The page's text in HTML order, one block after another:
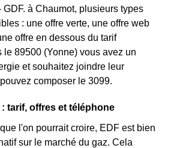
à Chaumot, plusieurs types
: une offre verte, une offre web
offre en dessous du tarif
le 89500 (Yonne) vous avez un
et souhaitez joindre leur
composer le 3099.
: tarif, offres et téléphone
l'on pourrait croire, EDF est bien
sur le marché du gaz. Cela